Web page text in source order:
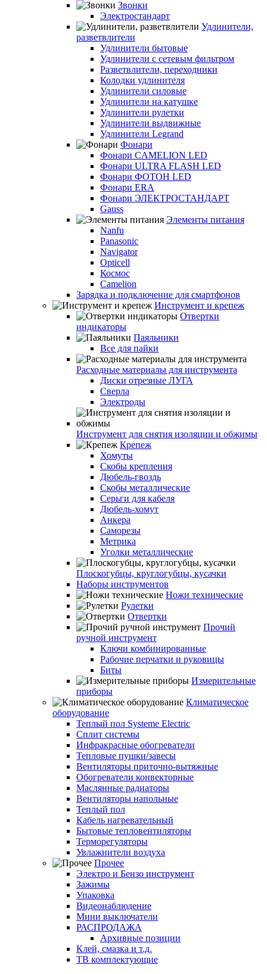
Звонки
Электростандарт
Удлинители,
разветвлители
Удлинители бытовые
Удлинители с сетевым фильтром
Разветвлители, переходники
Колодки удлинителя
Удлинители силовые
Удлинители на катушке
Удлинители рулетки
Удлинители выдвижные
Удлинители Legrand
Фонари
Фонари CAMELION LED
Фонари ULTRA FLASH LED
Фонари ФОТОН LED
Фонари ERA
Фонари ЭЛЕКТРОСТАНДАРТ
Gauss
Элементы питания
Nanfu
Panasonic
Navigator
Opticell
Космос
Camelion
Зарядка и подключение для смартфонов
Инструмент и крепеж
Отвертки
индикаторы
Паяльники
Все для пайки
Расходные материалы для инструмента
Диски отрезные ЛУГА
Сверла
Электроды
Инструмент для снятия изоляции и обжимы
Крепеж
Хомуты
Скобы крепления
Дюбель-гвоздь
Скобы металлические
Серьги для кабеля
Дюбель-хомут
Анкера
Саморезы
Метрика
Уголки металлические
Плоскогубцы, круглогубцы, кусачки
Наборы инструментов
Ножи технические
Рулетки
Отвертки
Прочий
ручной инструмент
Ключи комбинированные
Рабочие перчатки и руковицы
Биты
Измерительные
приборы
Климатическое
оборудование
Теплый пол Systeme Electric
Сплит системы
Инфракрасные обогреватели
Тепловые пушки/завесы
Вентиляторы приточно-вытяжные
Обогреватели конвекторные
Маслянные радиаторы
Вентиляторы напольные
Теплый пол
Кабель нагревательный
Бытовые тепловентиляторы
Терморегуляторы
Увлажнители воздуха
Прочее
Электро и Бензо инструмент
Зажимы
Упаковка
Видеонаблюдение
Мини выключатели
РАСПРОДАЖА
Архивные позиции
Клей, смазка и т.д.
ТВ комплектующие